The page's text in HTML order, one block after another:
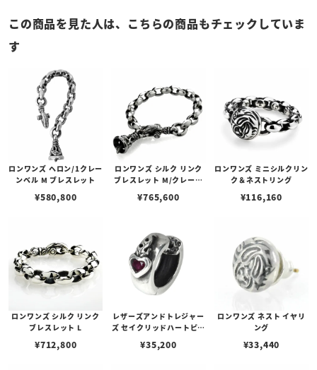
この商品を見た人は、こちらの商品もチェックしていま
す
ロンワンズ ヘロン/1クレー
ンベル M ブレスレット
¥580,800
ロンワンズ シルク リンク
ブレスレット M/クレーン
¥765,600
ロンワンズ ミニシルクリン
ク＆ネストリング
¥116,160
ロンワンズ シルク リンク
ブレスレット L
¥712,800
レザーズアンドトレジャー
ズ セイクリッドハートピア
¥35,200
ロンワンズ ネスト イヤリ
ング
¥33,440